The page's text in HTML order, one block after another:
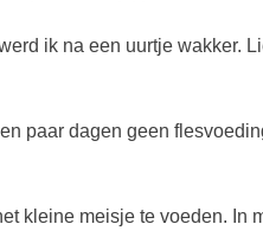
ik na een uurtje wakker.
paar dagen geen
kleine meisje te voeden. In